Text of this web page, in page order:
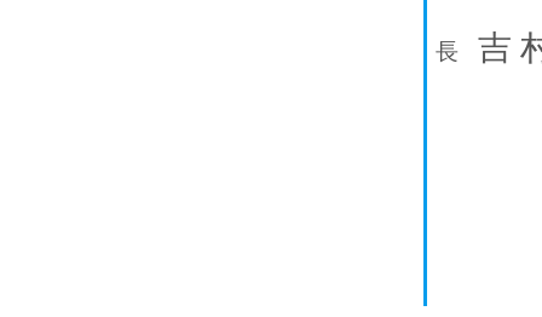
長
吉